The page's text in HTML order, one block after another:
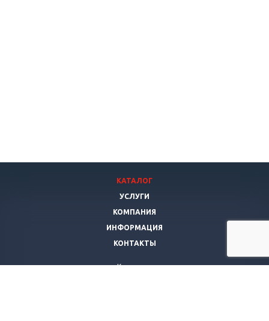
КАТАЛОГ
УСЛУГИ
КОМПАНИЯ
ИНФОРМАЦИЯ
КОНТАКТЫ
Компания